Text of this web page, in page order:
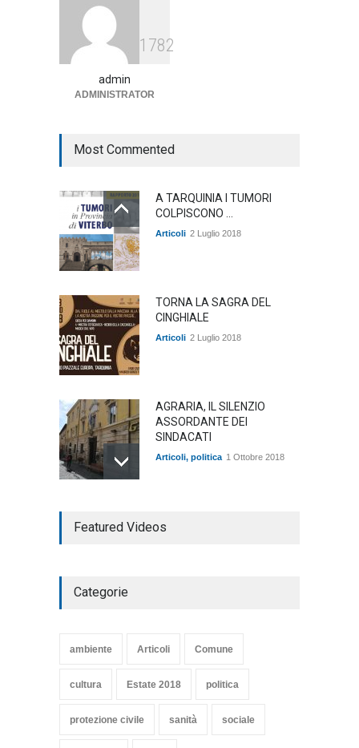
arrivano i pagamenti PAC, la
1782
admin
ADMINISTRATOR
Most Commented
A TARQUINIA I TUMORI
COLPISCONO ...
Articoli 2 Luglio 2018
TORNA LA SAGRA DEL
CINGHIALE
Articoli 2 Luglio 2018
AGRARIA, IL SILENZIO
ASSORDANTE DEI
SINDACATI
Articoli, politica 1 Ottobre 2018
COMMEDIA"
TARQUINIA
Featured Videos
Categorie
ambiente Articoli Comune
cultura Estate 2018 politica
protezione civile sanità sociale